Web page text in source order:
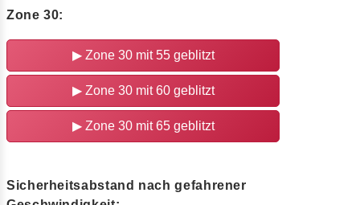
Zone 30:
▶Zone 30 mit 55 geblitzt
▶Zone 30 mit 60 geblitzt
▶Zone 30 mit 65 geblitzt
Sicherheitsabstand nach gefahrener